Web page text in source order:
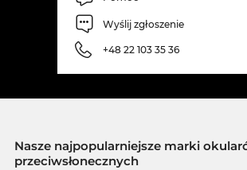
Wyślij zgłoszenie
+48 22 103 35 36
Nasze najpopularniejsze marki
przeciwsłonecznych